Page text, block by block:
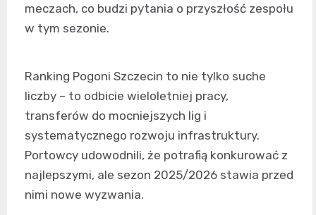
meczach, co budzi pytania o przyszłość zespołu
w tym sezonie.
Ranking Pogoni Szczecin to nie tylko suche
liczby – to odbicie wieloletniej pracy,
transferów do mocniejszych lig i
systematycznego rozwoju infrastruktury.
Portowcy udowodnili, że potrafią konkurować z
najlepszymi, ale sezon 2025/2026 stawia przed
nimi nowe wyzwania.